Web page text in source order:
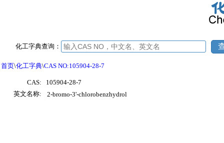
化工字典查询：
首页\化工字典\CAS NO:105904-28-7
CAS:
105904-28-7
英文名称:
2-bromo-3'-chlorobenzhydrol